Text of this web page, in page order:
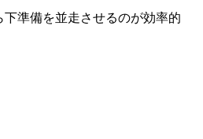
準備を並走させるのが効率的